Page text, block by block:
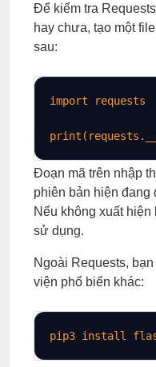
Để kiểm tra
hay chưa, tạo một
sau:
import requests
print ( requests .
Đoạn mã trên nhập
phiên bản hiện đang
Nếu không xuất
sử dụng.
Ngoài Requests,
viện phổ biến khác:
pip3 install